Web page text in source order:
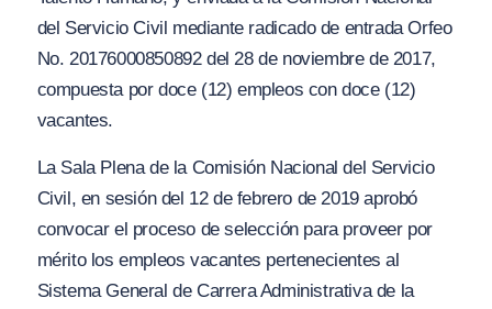
del Servicio Civil mediante radicado de entrada Orfeo
No. 20176000850892 del 28 de noviembre de 2017,
compuesta por doce (12) empleos con doce (12)
vacantes.
La Sala Plena de la Comisión Nacional del Servicio
Civil, en sesión del 12 de febrero de 2019 aprobó
convocar el proceso de selección para proveer por
mérito los empleos vacantes pertenecientes al
Sistema General de Carrera Administrativa de la